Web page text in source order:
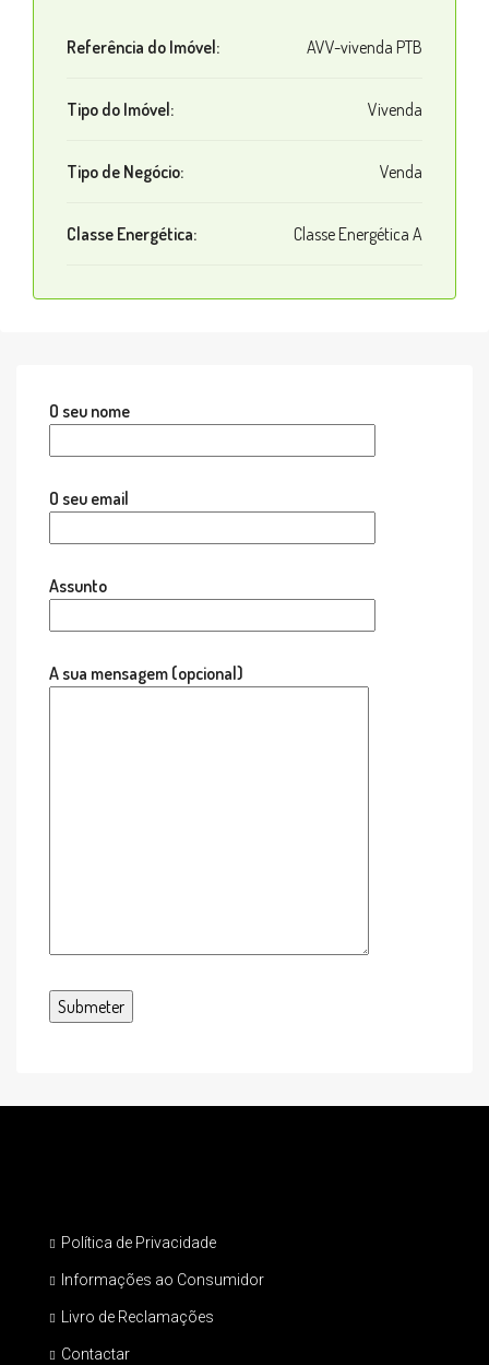
Referência do Imóvel: AVV-vivenda PTB
Tipo do Imóvel: Vivenda
Tipo de Negócio: Venda
Classe Energética: Classe Energética A
O seu nome
O seu email
Assunto
A sua mensagem (opcional)
Política de Privacidade
Informações ao Consumidor
Livro de Reclamações
Contactar